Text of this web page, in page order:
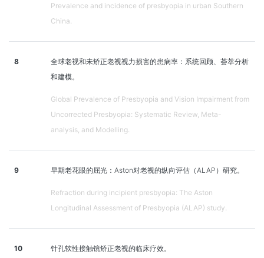
Prevalence and incidence of presbyopia in urban Southern
China.
8
全球老视和未矫正老视视力损害的患病率：系统回顾、荟萃分析
和建模。
Global Prevalence of Presbyopia and Vision Impairment from
Uncorrected Presbyopia: Systematic Review, Meta-
analysis, and Modelling.
9 早期老花眼的屈光：Aston对老视的纵向评估（ALAP）研究。
Refraction during incipient presbyopia: The Aston
Longitudinal Assessment of Presbyopia (ALAP) study.
10 针孔软性接触镜矫正老视的临床疗效。